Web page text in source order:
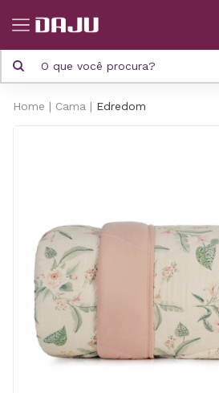
Home Cama Edredom